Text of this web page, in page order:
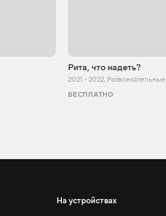
Рита, что надеть?
2021 - 2022, Развлекательные
БЕСПЛАТНО
На устройствах